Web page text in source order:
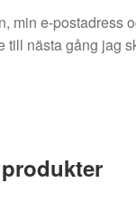
min e-postadress
till nästa gång jag